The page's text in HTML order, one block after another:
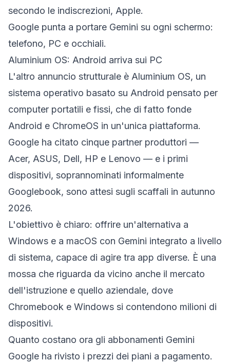
secondo le indiscrezioni, Apple.
Google punta a portare Gemini su ogni schermo:
telefono, PC e occhiali.
Aluminium OS: Android arriva sui PC
L'altro annuncio strutturale è Aluminium OS, un
sistema operativo basato su Android pensato per
computer portatili e fissi, che di fatto fonde
Android e ChromeOS in un'unica piattaforma.
Google ha citato cinque partner produttori —
Acer, ASUS, Dell, HP e Lenovo — e i primi
dispositivi, soprannominati informalmente
Googlebook, sono attesi sugli scaffali in autunno
2026.
L'obiettivo è chiaro: offrire un'alternativa a
Windows e a macOS con Gemini integrato a livello
di sistema, capace di agire tra app diverse. È una
mossa che riguarda da vicino anche il mercato
dell'istruzione e quello aziendale, dove
Chromebook e Windows si contendono milioni di
dispositivi.
Quanto costano ora gli abbonamenti Gemini
Google ha rivisto i prezzi dei piani a pagamento.